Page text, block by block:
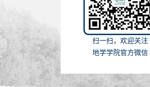
扫一扫，欢迎关注
地学学院官方微信